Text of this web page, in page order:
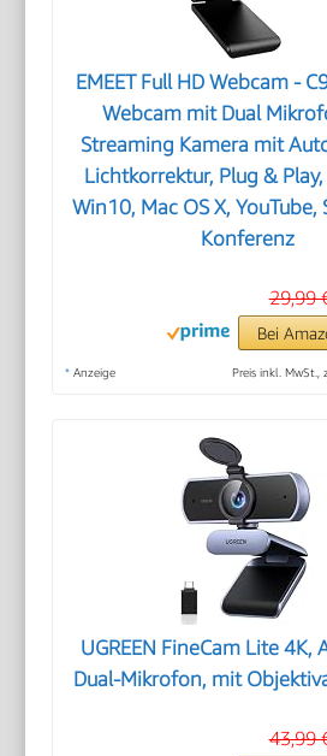
EMEET Full HD Webcam -
Webcam mit Dual
Streaming Kamera mit
Lichtkorrektur, Plug &
Win10, Mac OS X, YouTube,
Konferenz
29,99
Bei
* Anzeige Preis inkl. MwSt.,
UGREEN FineCam Lite 4K,
Dual-Mikrofon, mit
43,99